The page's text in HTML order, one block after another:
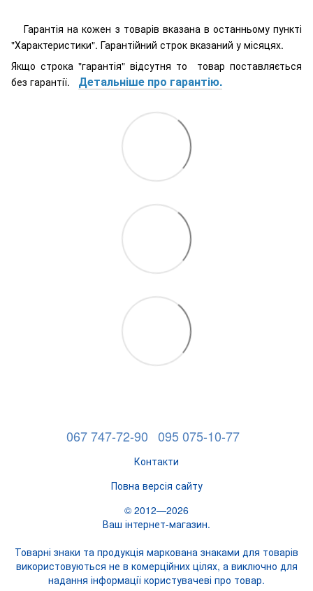
Гарантія на кожен з товарів вказана в останньому пункті
"Характеристики". Гарантійний строк вказаний у місяцях.
Якщо строка "гарантія" відсутня то товар поставляється
без гарантії. Детальніше про гарантію.
067 747-72-90 095 075-10-77
Контакти
Повна версія сайту
© 2012—2026
Ваш інтернет-магазин.
Товарні знаки та продукція маркована знаками для товарів
використовуються не в комерційних цілях, а виключно для
надання інформації користувачеві про товар.